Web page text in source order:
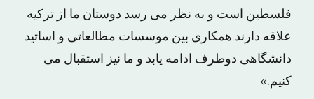
فلسطین است و به نظر می رسد دوستان ما از ترکیه
علاقه دارند همکاری بین موسسات مطالعاتی و اساتید
دانشگاهی دوطرف ادامه یابد و ما نیز استقبال می
کنیم.»